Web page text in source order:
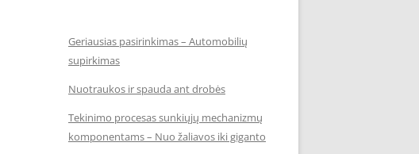
Geriausias pasirinkimas – Automobilių
supirkimas
Nuotraukos ir spauda ant drobės
Tekinimo procesas sunkiųjų mechanizmų
komponentams – Nuo žaliavos iki giganto